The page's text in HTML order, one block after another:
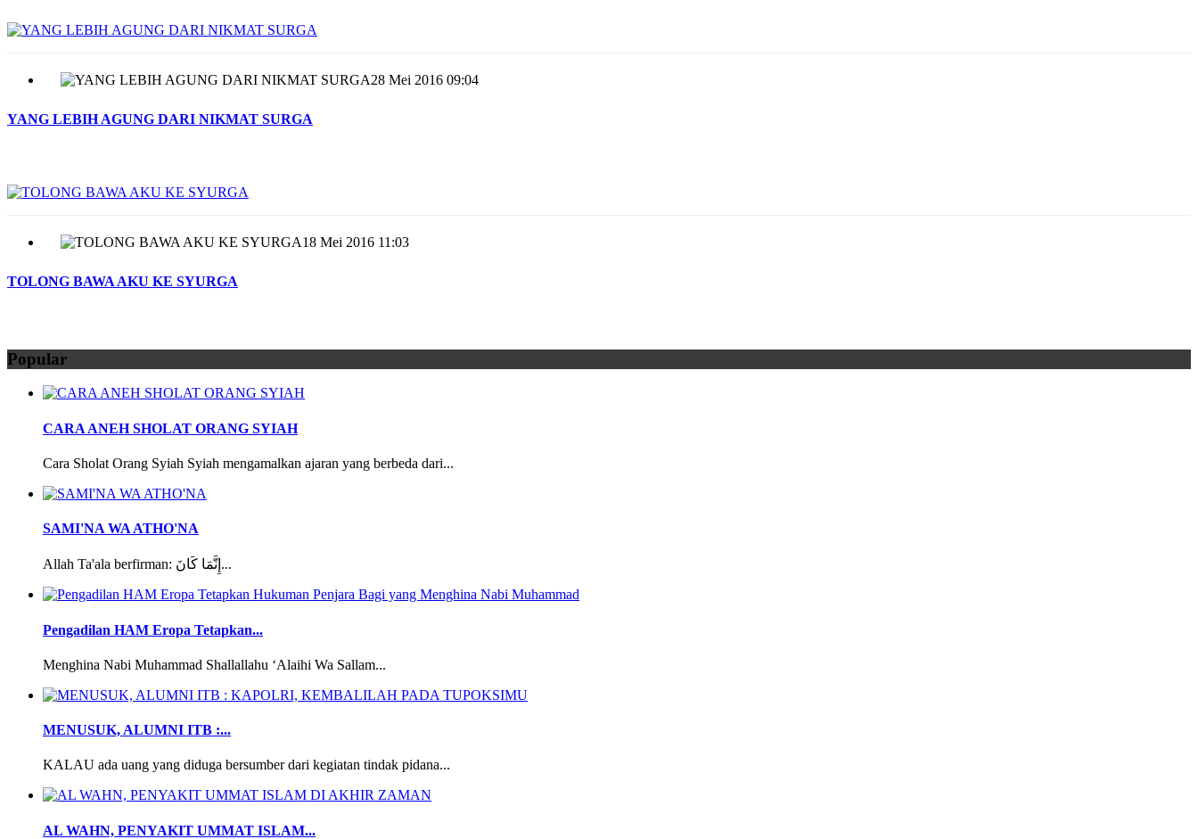
28 Mei 2016 09:04
YANG LEBIH AGUNG DARI NIKMAT SURGA
18 Mei 2016 11:03
TOLONG BAWA AKU KE SYURGA
Popular
CARA ANEH SHOLAT ORANG SYIAH
Cara Sholat Orang Syiah Syiah mengamalkan ajaran yang berbeda dari...
SAMI'NA WA ATHO'NA
Allah Ta'ala berfirman: إِنَّمَا كَانَ...
Pengadilan HAM Eropa Tetapkan...
Menghina Nabi Muhammad Shallallahu ‘Alaihi Wa Sallam...
MENUSUK, ALUMNI ITB :...
KALAU ada uang yang diduga bersumber dari kegiatan tindak pidana...
AL WAHN, PENYAKIT UMMAT ISLAM...